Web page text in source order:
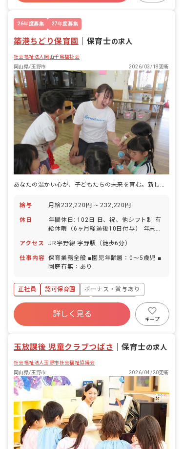
26年度募集 27年度募集
築港ちどり保育園 保育士の求人
社会福祉法人岡山千鳥福祉会
岡山県/玉野市
2026/03/18更新
給与 月給232,220円 ~ 232,220円
休日
年間休日: 102日 日、祝、他シフト制 有
給休暇（6ヶ月経過後10日付与） 年末年
アクセス
JR宇野線 宇野駅（徒歩6分）
仕事内容 保育業務全般 ■園児年齢層：0～5歳児 ■
園庭有無：あり
正社員 認可保育園
ボーナス・賞与あり
寮・住宅・家賃補助あり
社会保険完備
福利厚生充実
退職金制度
詳しく見る
キープ
玉放課後 児童クラブつばさ 保育士の求人
社会福祉法人玉野市社会福祉協議会
岡山県/玉野市
2026/04/20更新